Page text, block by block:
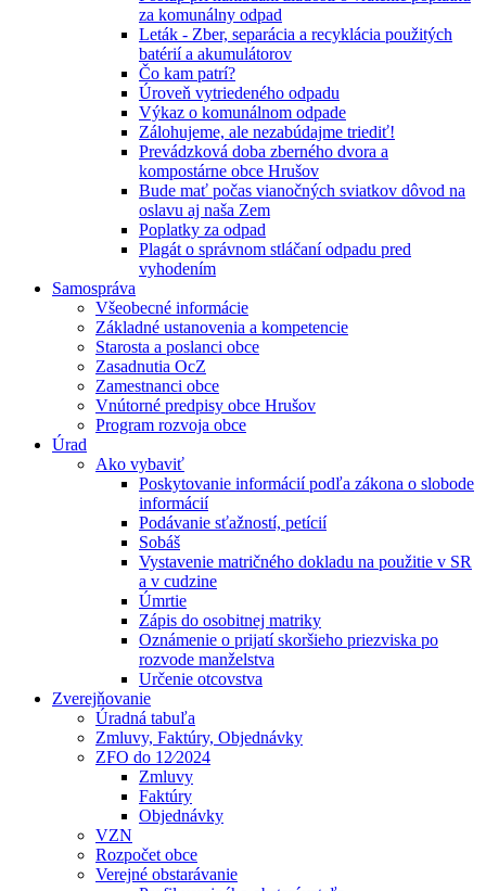
za komunálny odpad
Leták - Zber, separácia a recyklácia použitých
batérií a akumulátorov
Čo kam patrí?
Úroveň vytriedeného odpadu
Výkaz o komunálnom odpade
Zálohujeme, ale nezabúdajme triediť!
Prevádzková doba zberného dvora a
kompostárne obce Hrušov
Bude mať počas vianočných sviatkov dôvod na
oslavu aj naša Zem
Poplatky za odpad
Plagát o správnom stláčaní odpadu pred
vyhodením
Samospráva
Všeobecné informácie
Základné ustanovenia a kompetencie
Starosta a poslanci obce
Zasadnutia OcZ
Zamestnanci obce
Vnútorné predpisy obce Hrušov
Program rozvoja obce
Úrad
Ako vybaviť
Poskytovanie informácií podľa zákona o slobode
informácií
Podávanie sťažností, petícií
Sobáš
Vystavenie matričného dokladu na použitie v SR
a v cudzine
Úmrtie
Zápis do osobitnej matriky
Oznámenie o prijatí skoršieho priezviska po
rozvode manželstva
Určenie otcovstva
Zverejňovanie
Úradná tabuľa
Zmluvy, Faktúry, Objednávky
ZFO do 12⁄2024
Zmluvy
Faktúry
Objednávky
VZN
Rozpočet obce
Verejné obstarávanie